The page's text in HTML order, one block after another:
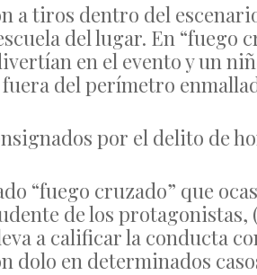
a tiros dentro del
del lugar. En
en el evento y un
del perímetro
por el delito de
“fuego cruzado” que
de los protagonistas,
a calificar la conducta
dolo en determinados